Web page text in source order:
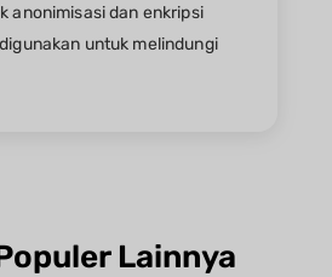
anonimisasi dan enkripsi
untuk melindungi
Lainnya